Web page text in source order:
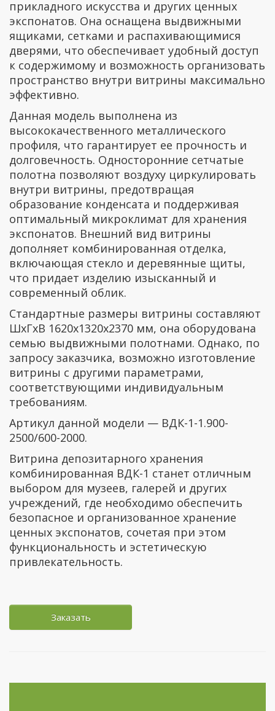
прикладного искусства и других ценных
экспонатов. Она оснащена выдвижными
ящиками, сетками и распахивающимися
дверями, что обеспечивает удобный доступ
к содержимому и возможность организовать
пространство внутри витрины максимально
эффективно.
Данная модель выполнена из
высококачественного металлического
профиля, что гарантирует ее прочность и
долговечность. Односторонние сетчатые
полотна позволяют воздуху циркулировать
внутри витрины, предотвращая
образование конденсата и поддерживая
оптимальный микроклимат для хранения
экспонатов. Внешний вид витрины
дополняет комбинированная отделка,
включающая стекло и деревянные щиты,
что придает изделию изысканный и
современный облик.
Стандартные размеры витрины составляют
ШхГхВ 1620х1320х2370 мм, она оборудована
семью выдвижными полотнами. Однако, по
запросу заказчика, возможно изготовление
витрины с другими параметрами,
соответствующими индивидуальным
требованиям.
Артикул данной модели — ВДК-1-1.900-
2500/600-2000.
Витрина депозитарного хранения
комбинированная ВДК-1 станет отличным
выбором для музеев, галерей и других
учреждений, где необходимо обеспечить
безопасное и организованное хранение
ценных экспонатов, сочетая при этом
функциональность и эстетическую
привлекательность.
Заказать